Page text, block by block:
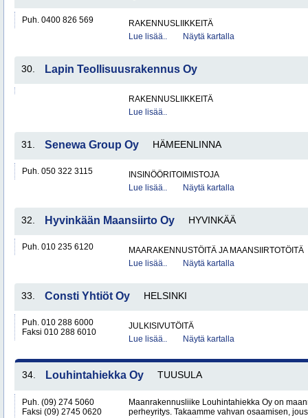
Puh. 0400 826 569
RAKENNUSLIIKKEITÄ
Lue lisää..
Näytä kartalla
30. Lapin Teollisuusrakennus Oy
RAKENNUSLIIKKEITÄ
Lue lisää..
31. Senewa Group Oy HÄMEENLINNA
Puh. 050 322 3115
INSINÖÖRITOIMISTOJA
Lue lisää..
Näytä kartalla
32. Hyvinkään Maansiirto Oy HYVINKÄÄ
Puh. 010 235 6120
MAARAKENNUSTÖITÄ JA MAANSIIRTOTÖITÄ
Lue lisää..
Näytä kartalla
33. Consti Yhtiöt Oy HELSINKI
Puh. 010 288 6000
Faksi 010 288 6010
JULKISIVUTÖITÄ
Lue lisää..
Näytä kartalla
34. Louhintahiekka Oy TUUSULA
Puh. (09) 274 5060
Faksi (09) 2745 0620
Maanrakennusliike Louhintahiekka Oy on
perheyritys. Takaamme vahvan osaamisen,